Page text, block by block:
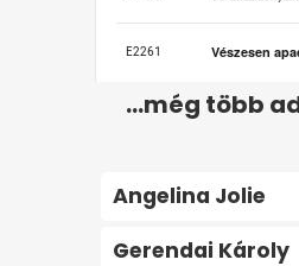
...még több
Angelina Jolie
Gerendai Károly